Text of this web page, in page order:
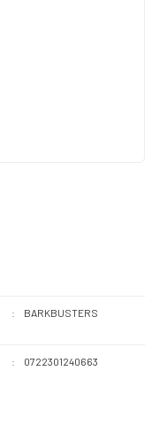
BARKBUSTERS
0722301240663